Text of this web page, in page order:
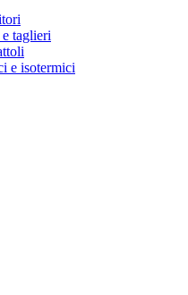
taglieri
e isotermici